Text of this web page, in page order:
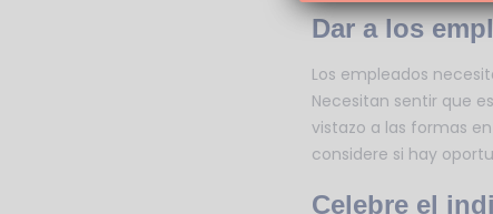
Dar a los
Los empleados
Necesitan sentir que
vistazo a las formas
considere si hay
Celebre el